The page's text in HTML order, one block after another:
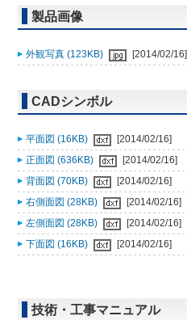
製品画像
外観写真 (123KB) [2014/02/16]
CADシンボル
平面図 (16KB)
[2014/02/16]
正面図 (636KB)
[2014/02/16]
背面図 (70KB)
[2014/02/16]
右側面図 (28KB)
[2014/02/16]
左側面図 (28KB)
[2014/02/16]
下面図 (16KB)
[2014/02/16]
技術・工事マニュアル